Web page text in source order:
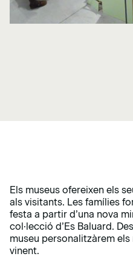
Els museus ofereixen els
als visitants. Les famílies
festa a partir d’una nova
col·lecció d’Es Baluard.
museu personalitzàrem
vinent.